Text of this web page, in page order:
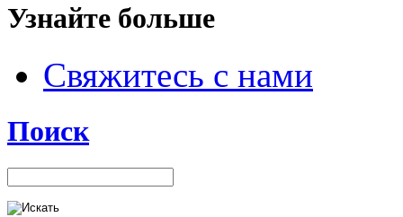
Узнайте больше
Свяжитесь с нами
Поиск